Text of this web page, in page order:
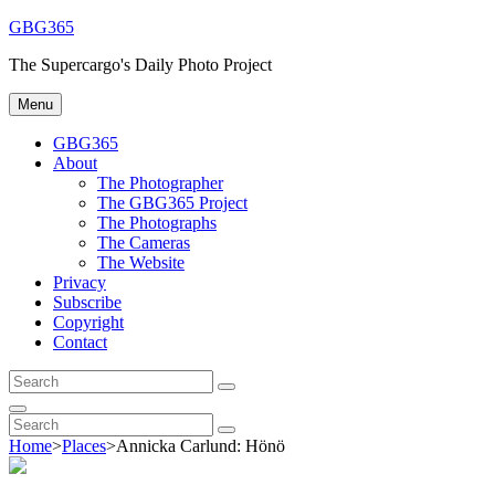
Skip
content
GBG365
The Supercargo's Daily Photo Project
Menu
GBG365
About
The Photographer
The GBG365 Project
The Photographs
The Cameras
The Website
Privacy
Subscribe
Copyright
Contact
Search
for:
Search
Search
Search
for:
Search
Home>Places>Annicka Carlund: Hönö